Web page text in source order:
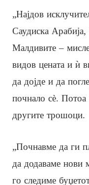
„Најдов
Саудиска
Малдивите –
видов цената и ѝ
да дојде и да
почнало сè.
другите трошоци.
„Почнавме да ги
да додаваме нови
го следиме